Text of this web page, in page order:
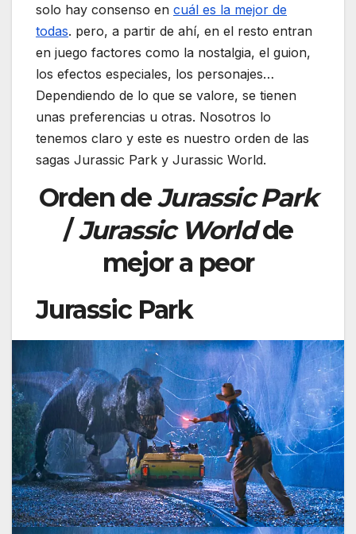
solo hay consenso en cuál es la mejor de
todas. pero, a partir de ahí, en el resto entran
en juego factores como la nostalgia, el guion,
los efectos especiales, los personajes…
Dependiendo de lo que se valore, se tienen
unas preferencias u otras. Nosotros lo
tenemos claro y este es nuestro orden de las
sagas Jurassic Park y Jurassic World.
Orden deJurassic Park
/Jurassic Worldde
mejor a peor
Jurassic Park